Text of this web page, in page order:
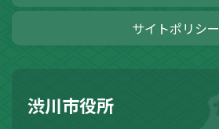
サイトポリシー
渋川市役所